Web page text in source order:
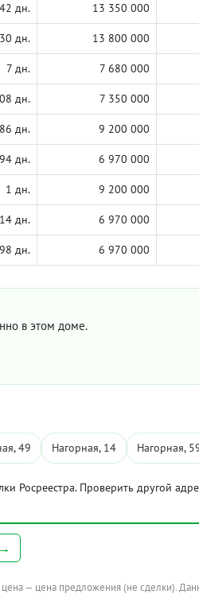
42 дн. 13 350 000
30 дн. 13 800 000
7 дн. 7 680 000
дн. 7 350 000
86 дн. 9 200 000
94 дн. 6 970 000
1 дн. 9 200 000
14 дн. 6 970 000
дн. 6 970 000
в этом доме.
49 Нагорная, 14 Нагорная,
Росреестра. Проверить другой
— цена предложения (не сделки).